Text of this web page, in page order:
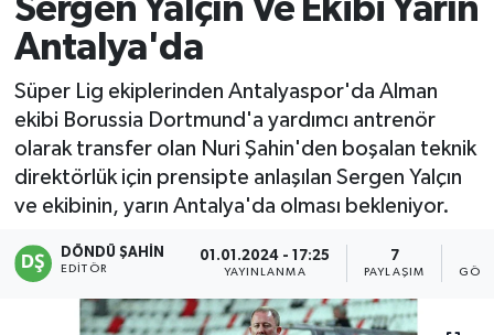
Sergen Yalçın Ve Ekibi Yarın
Antalya'da
Süper Lig ekiplerinden Antalyaspor'da Alman
ekibi Borussia Dortmund'a yardımcı antrenör
olarak transfer olan Nuri Şahin'den boşalan teknik
direktörlük için prensipte anlaşılan Sergen Yalçın
ve ekibinin, yarın Antalya'da olması bekleniyor.
DÖNDÜ ŞAHİN
EDITÖR
01.01.2024 - 17:25
YAYINLANMA
7
PAYLAŞIM